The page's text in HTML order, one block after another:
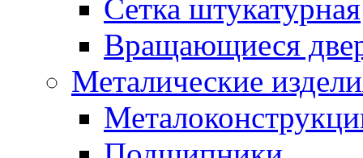
Сетка штукатурная
Вращающиеся
Металические